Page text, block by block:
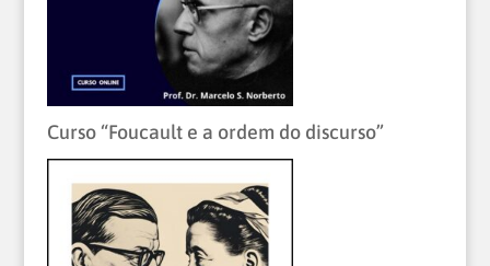
Curso “Foucault e a ordem do discurso”